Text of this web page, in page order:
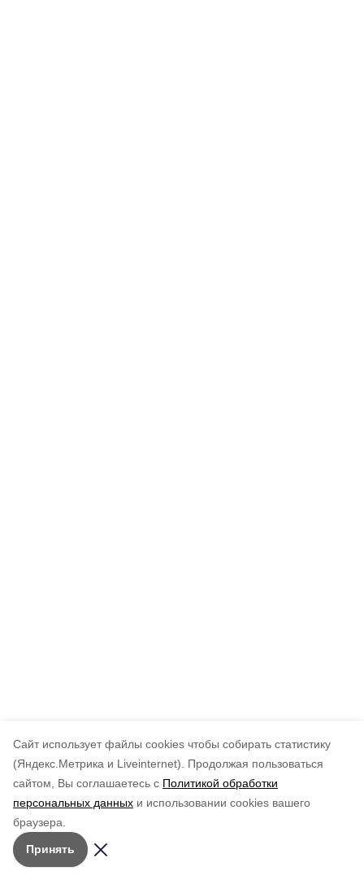
Cайт использует файлы cookies чтобы собирать статистику
(Яндекс.Метрика и Liveinternet).
Продолжая пользоваться
сайтом, Вы соглашаетесь с Политикой обработки
персональных данных и использовании cookies вашего
браузера.
Принять